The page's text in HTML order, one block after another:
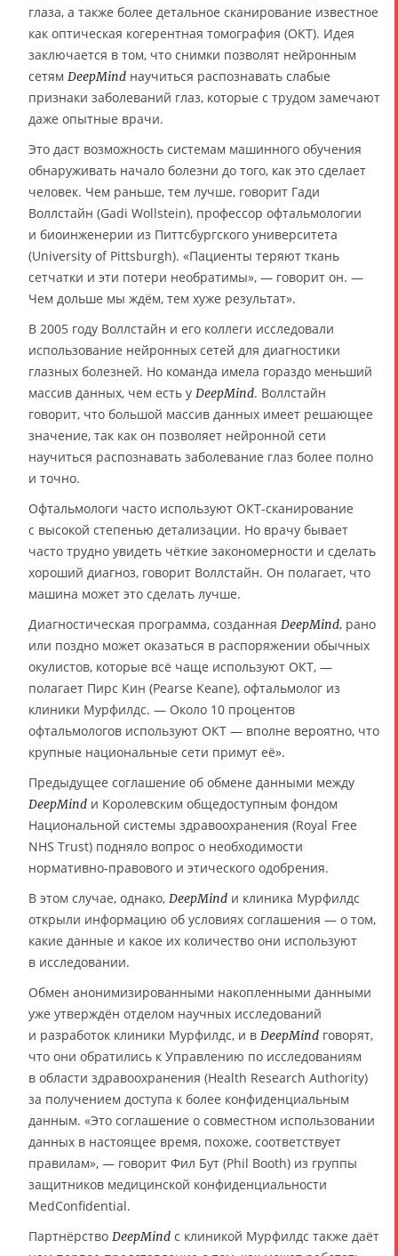
глаза, а также более детальное сканирование известное
как оптическая когерентная томография (ОКТ). Идея
заключается в том, что снимки позволят нейронным
сетям DeepMind научиться распознавать слабые
признаки заболеваний глаз, которые с трудом замечают
даже опытные врачи.
Это даст возможность системам машинного обучения
обнаруживать начало болезни до того, как это сделает
человек. Чем раньше, тем лучше, говорит Гади
Воллстайн (Gadi Wollstein), профессор офтальмологии
и биоинженерии из Питтсбургского университета
(University of Pittsburgh). «Пациенты теряют ткань
сетчатки и эти потери необратимы», — говорит он. —
Чем дольше мы ждём, тем хуже результат».
В 2005 году Воллстайн и его коллеги исследовали
использование нейронных сетей для диагностики
глазных болезней. Но команда имела гораздо меньший
массив данных, чем есть у DeepMind. Воллстайн
говорит, что большой массив данных имеет решающее
значение, так как он позволяет нейронной сети
научиться распознавать заболевание глаз более полно
и точно.
Офтальмологи часто используют ОКТ-сканирование
с высокой степенью детализации. Но врачу бывает
часто трудно увидеть чёткие закономерности и сделать
хороший диагноз, говорит Воллстайн. Он полагает, что
машина может это сделать лучше.
Диагностическая программа, созданная DeepMind, рано
или поздно может оказаться в распоряжении обычных
окулистов, которые всё чаще используют ОКТ, —
полагает Пирс Кин (Pearse Keane), офтальмолог из
клиники Мурфилдс. — Около 10 процентов
офтальмологов используют ОКТ — вполне вероятно, что
крупные национальные сети примут её».
Предыдущее соглашение об обмене данными между
DeepMind и Королевским общедоступным фондом
Национальной системы здравоохранения (Royal Free
NHS Trust) подняло вопрос о необходимости
нормативно-правового и этического одобрения.
В этом случае, однако, DeepMind и клиника Мурфилдс
открыли информацию об условиях соглашения — о том,
какие данные и какое их количество они используют
в исследовании.
Обмен анонимизированными накопленными данными
уже утверждён отделом научных исследований
и разработок клиники Мурфилдс, и в DeepMind говорят,
что они обратились к Управлению по исследованиям
в области здравоохранения (Health Research Authority)
за получением доступа к более конфиденциальным
данным. «Это соглашение о совместном использовании
данных в настоящее время, похоже, соответствует
правилам», — говорит Фил Бут (Phil Booth) из группы
защитников медицинской конфиденциальности
MedConfidential.
Партнёрство DeepMind с клиникой Мурфилдс также даёт